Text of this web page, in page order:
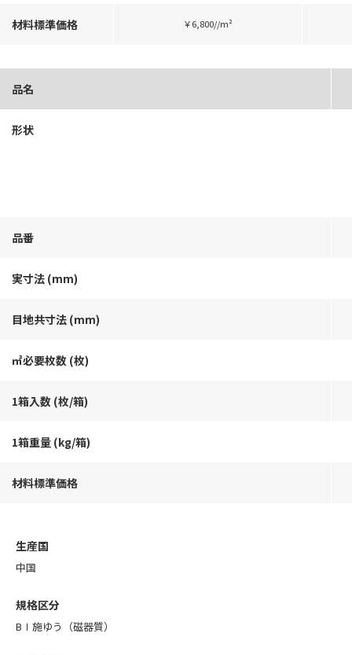
材料標準価格 ￥6,800//m²
品名
形状
品番
実寸法 (mm)
目地共寸法 (mm)
㎡必要枚数 (枚)
1箱入数 (枚/箱)
1箱重量 (kg/箱)
材料標準価格
生産国
中国
規格区分
BⅠ施ゆう（磁器質）